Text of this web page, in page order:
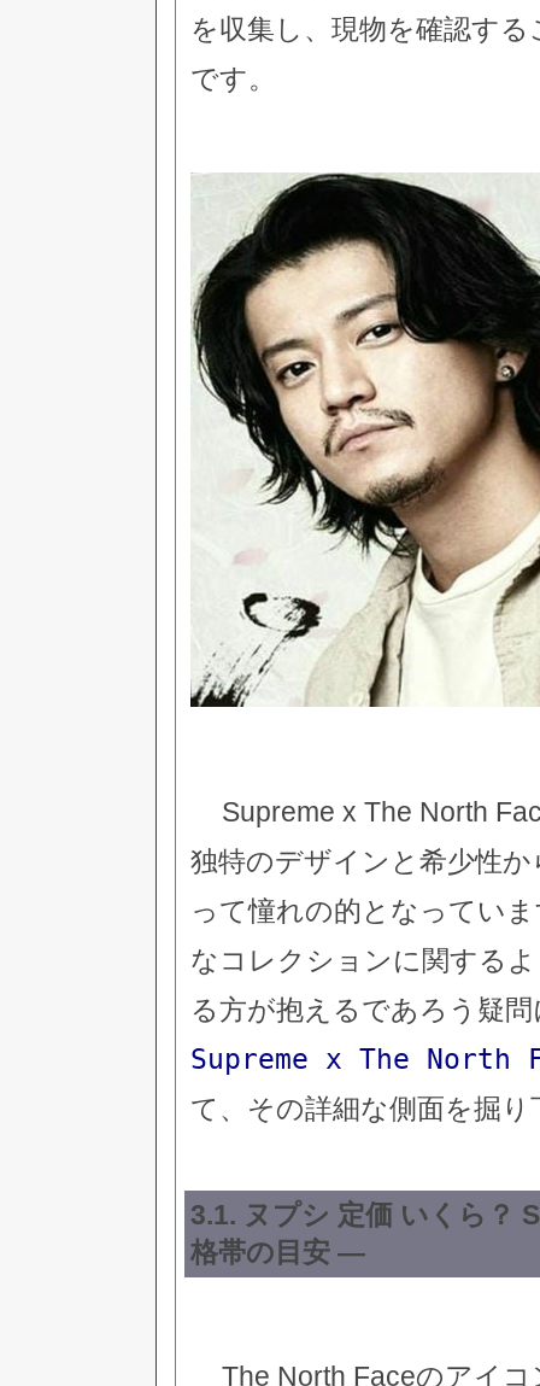
を収集し、現物を確認す
です。
Supreme x The North
独特のデザインと希少性
って憧れの的となってい
なコレクションに関する
る方が抱えるであろう疑
Supreme x The North
て、その詳細な側面を掘
3.1. ヌプシ 定価 いくら？
格帯の目安 —
The North Faceのアイ